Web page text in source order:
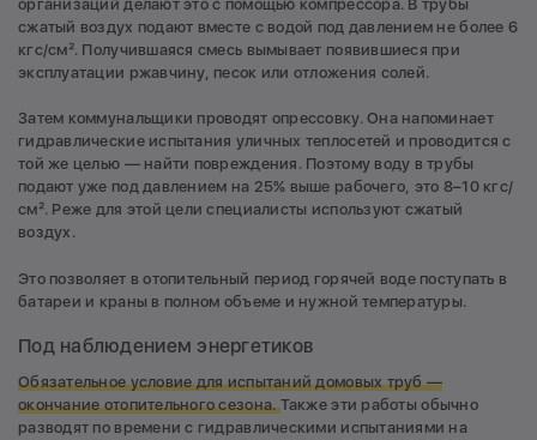
организаций делают это с помощью компрессора. В трубы
сжатый воздух подают вместе с водой под давлением не более 6
кгс/см². Получившаяся смесь вымывает появившиеся при
эксплуатации ржавчину, песок или отложения солей.
Затем коммунальщики проводят опрессовку. Она напоминает
гидравлические испытания уличных теплосетей и проводится с
той же целью — найти повреждения. Поэтому воду в трубы
подают уже под давлением на 25% выше рабочего, это 8–10 кгс/
см². Реже для этой цели специалисты используют сжатый
воздух.
Это позволяет в отопительный период горячей воде поступать в
батареи и краны в полном объеме и нужной температуры.
Под наблюдением энергетиков
Обязательное условие для испытаний домовых труб —
окончание отопительного сезона.Также эти работы обычно
разводят по времени с гидравлическими испытаниями на